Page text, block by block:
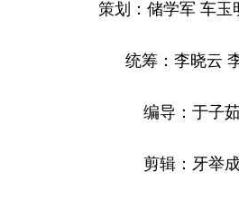
策划：储学军 车玉
统筹：李晓云
编导：于子
剪辑：牙举